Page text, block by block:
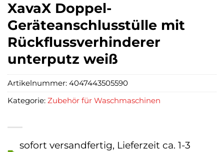
XavaX Doppel-
Geräteanschlusstülle mit
Rückflussverhinderer
unterputz weiß
sofort versandfertig, Lieferzeit ca. 1-3
Artikelnummer: 4047443505590
Kategorie: Zubehör für Waschmaschinen